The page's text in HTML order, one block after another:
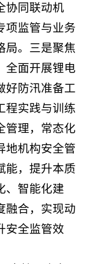
协同联动机
项监管与业务
局。三是聚焦
全面开展锂电
好防汛准备工
程实践与训练
管理，常态化
地机构安全管
能，提升本质
、智能化建
融合，实现动
安全监管效